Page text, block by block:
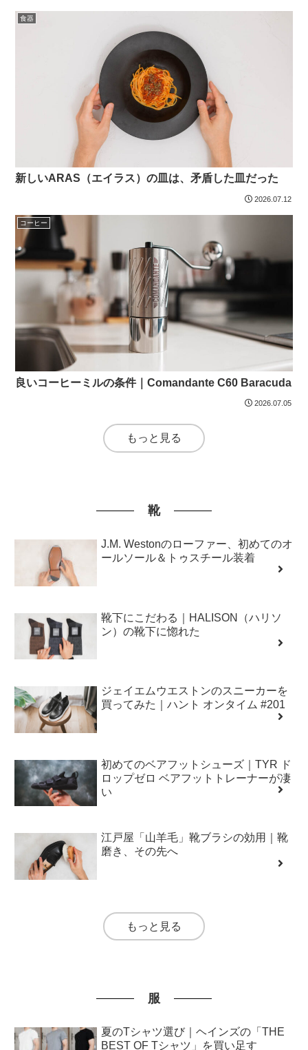
食器
新しいARAS（エイラス）の皿は、矛盾した皿だった
2026.07.12
コーヒー
良いコーヒーミルの条件｜Comandante C60 Baracuda
2026.07.05
もっと見る
靴
J.M. Westonのローファー、初めてのオ
ールソール＆トゥスチール装着
靴下にこだわる｜HALISON（ハリソ
ン）の靴下に惚れた
ジェイエムウエストンのスニーカーを
買ってみた｜ハント オンタイム #201
初めてのベアフットシューズ｜TYR ド
ロップゼロ ベアフットトレーナーが凄
い
江戸屋「山羊毛」靴ブラシの効用｜靴
磨き、その先へ
もっと見る
服
夏のTシャツ選び｜ヘインズの「THE
BEST OF Tシャツ」を買い足す